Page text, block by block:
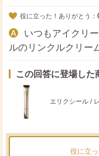
役に立った！ありがとう：
いつもアイクリ
ルのリンクルクリー
この回答に登場した
エリクシール /
役に立っ